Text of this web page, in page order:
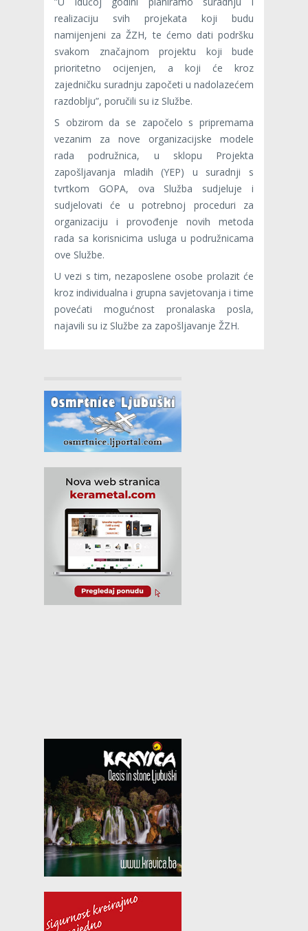
realizaciju svih projekata koji budu
namijenjeni za ŽZH, te ćemo dati podršku
svakom značajnom projektu koji bude
prioritetno ocijenjen, a koji će kroz
zajedničku suradnju započeti u nadolazećem
razdoblju”, poručili su iz Službe.
S obzirom da se započelo s pripremama
vezanim za nove organizacijske modele
rada podružnica, u sklopu Projekta
zapošljavanja mladih (YEP) u suradnji s
tvrtkom GOPA, ova Služba sudjeluje i
sudjelovati će u potrebnoj proceduri za
organizaciju i provođenje novih metoda
rada sa korisnicima usluga u podružnicama
ove Službe.
U vezi s tim, nezaposlene osobe prolazit će
kroz individualna i grupna savjetovanja i time
povećati mogućnost pronalaska posla,
najavili su iz Službe za zapošljavanje ŽZH.